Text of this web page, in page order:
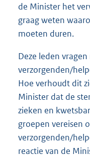
de Minister het
graag weten
moeten duren.
Deze leden
verzorgenden/
Hoe verhoudt dit
Minister dat de
zieken en
groepen vereisen
verzorgenden/
reactie van de